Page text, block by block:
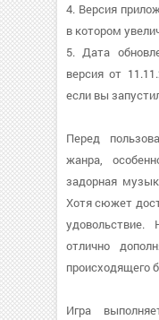
4. Версия
в котором
5. Дата
версия от
если вы
Перед
жанра,
задорная
Хотя сюжет
удовольствие.
отлично
происходящего
Игра